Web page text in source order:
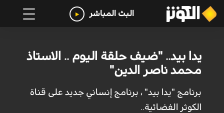
البث المباشر
يدا بيد.. "ضيف حلقة اليوم .. الاستاذ
محمد ناصر الدين"
برنامج "يدا بيد" ، برنامج إنساني جديد على قناة
الكوثر الفضائية..